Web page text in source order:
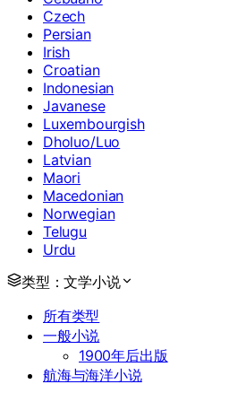
Czech
Persian
Irish
Croatian
Indonesian
Javanese
Luxembourgish
Dholuo/Luo
Latvian
Maori
Macedonian
Norwegian
Telugu
Urdu
类型：文学小说
所有类型
一般小说
1900年后出版
航海与海洋小说